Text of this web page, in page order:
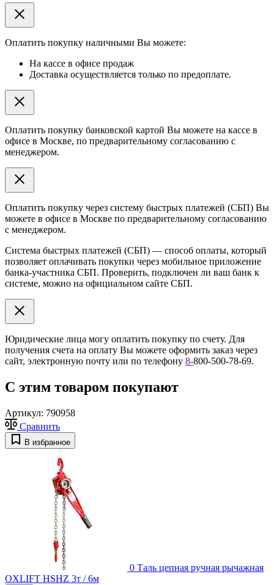
Оплатить покупку наличными Вы можете:
На кассе в офисе продаж
Доставка осуществляется только по предоплате.
Оплатить покупку банковской картой Вы можете на кассе в
офисе в Москве, по предварительному согласованию с
менеджером.
Оплатить покупку через систему быстрых платежей (СБП) Вы
можете в офисе в Москве по предварительному согласованию
с менеджером.
Система быстрых платежей (СБП) — способ оплаты, который
позволяет оплачивать покупки через мобильное приложение
банка-участника СБП. Проверить, подключен ли ваш банк к
системе, можно на официальном сайте СБП.
Юридические лица могу оплатить покупку по счету. Для
получения счета на оплату Вы можете оформить заказ через
сайт, электронную почту или по телефону 8-800-500-78-69.
С этим товаром покупают
Артикул: 790958
Сравнить
В избранное
0 Таль цепная ручная рычажная
OXLIFT HSHZ 3т / 6м